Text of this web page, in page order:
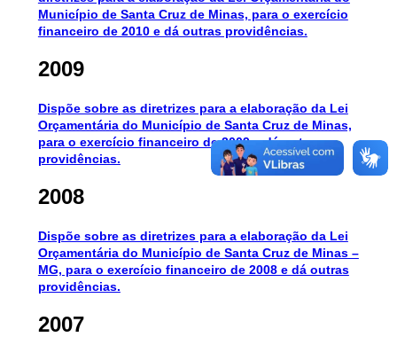
Município de Santa Cruz de Minas, para o exercício
financeiro de 2010 e dá outras providências.
2009
Dispõe sobre as diretrizes para a elaboração da Lei
Orçamentária do Município de Santa Cruz de Minas,
para o exercício financeiro de 2009 e dá outras
providências.
2008
Dispõe sobre as diretrizes para a elaboração da Lei
Orçamentária do Município de Santa Cruz de Minas –
MG, para o exercício financeiro de 2008 e dá outras
providências.
2007